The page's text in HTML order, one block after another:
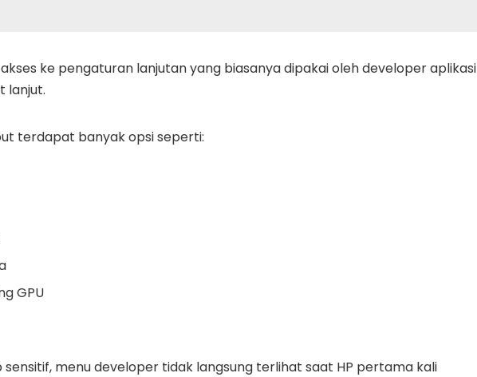
ke pengaturan lanjutan yang biasanya dipakai oleh developer aplikasi
lanjut.
terdapat banyak opsi seperti:
GPU
sensitif, menu developer tidak langsung terlihat saat HP pertama kali